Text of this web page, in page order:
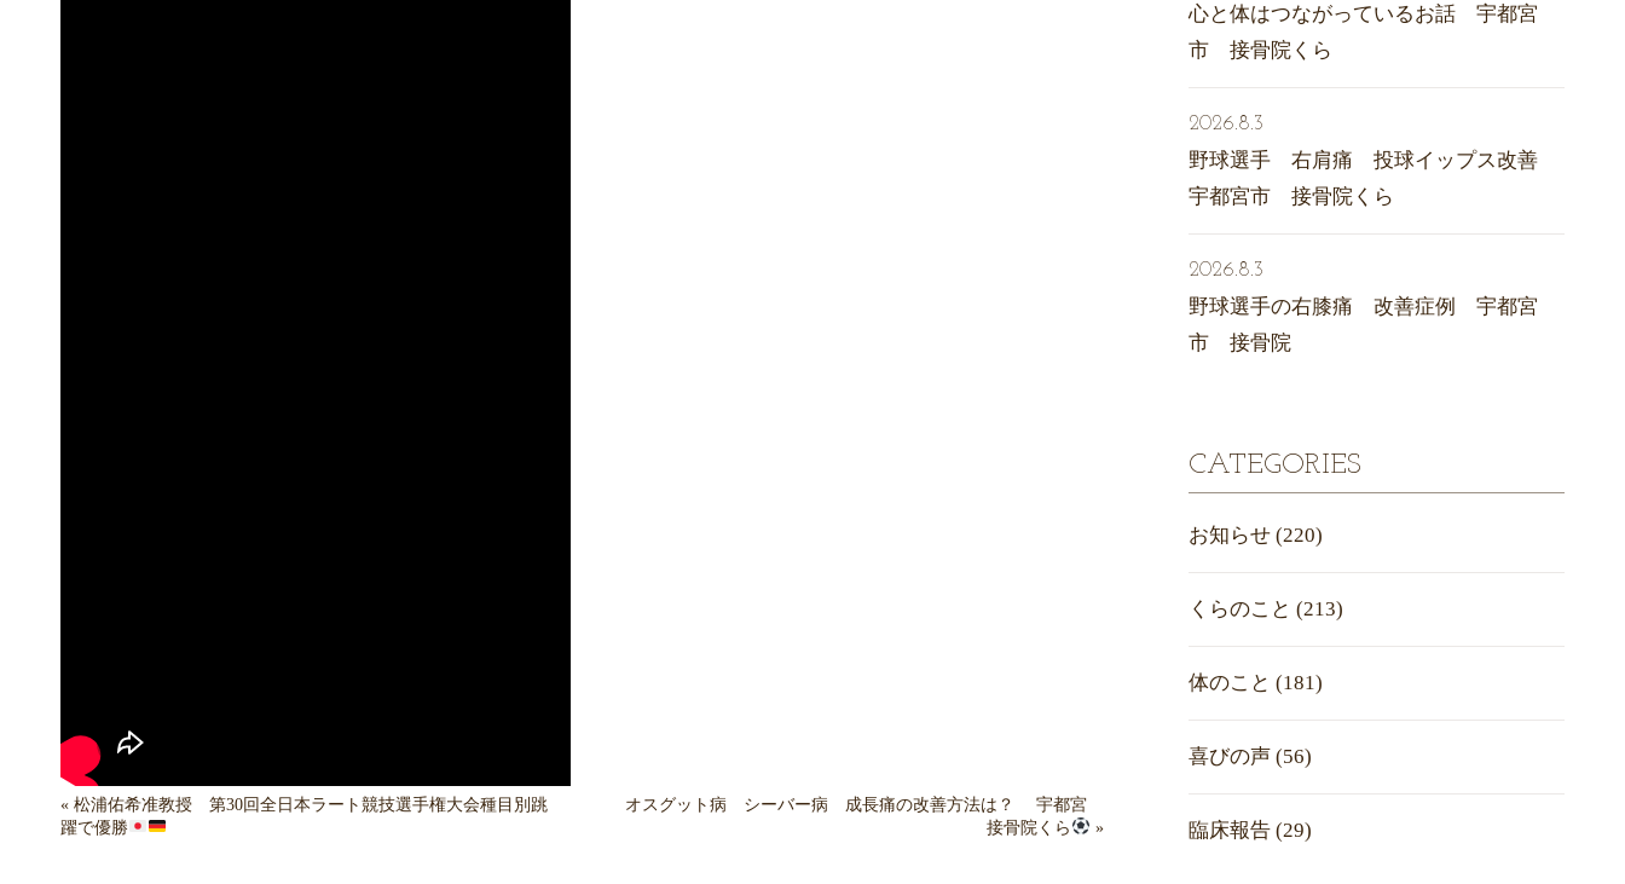
« 松浦佑希准教授 第30回全日本ラート競技選手権大会種目別跳
躍で優勝
オスグット病 シーバー病 成長痛の改善方法は？ 宇都宮
接骨院くら
»
心と体はつながっているお話 宇都宮
市 接骨院くら
野球選手 右肩痛 投球イップス改善
宇都宮市 接骨院くら
2026.8.3
野球選手の右膝痛 改善症例 宇都宮
市 接骨院
2026.8.3
CATEGORIES
お知らせ (220)
くらのこと (213)
体のこと (181)
喜びの声 (56)
臨床報告 (29)